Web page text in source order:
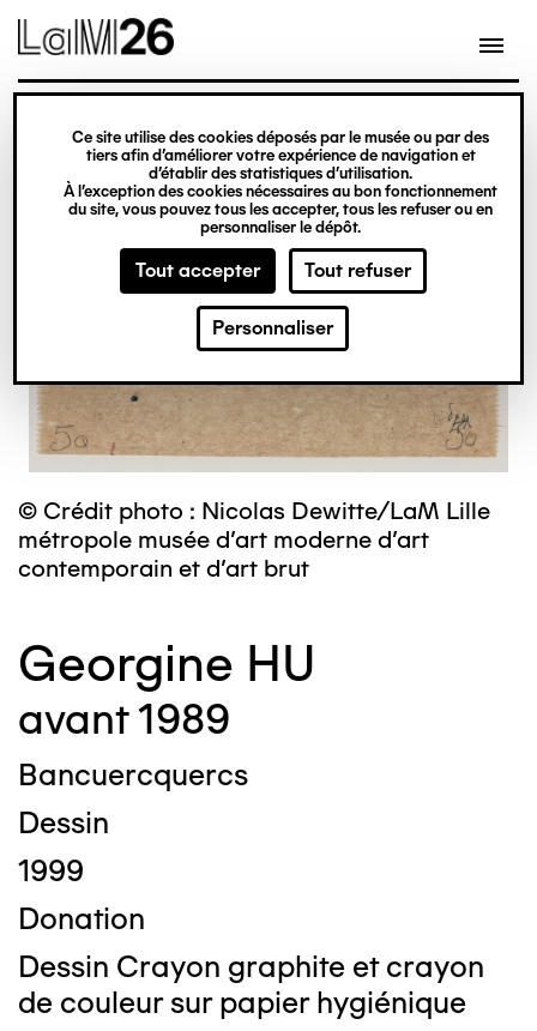
Gestion des cookies
Ce site utilise des cookies déposés par le musée ou par des
tiers afin d’améliorer votre expérience de navigation et
d’établir des statistiques d’utilisation.
À l’exception des cookies nécessaires au bon fonctionnement
du site, vous pouvez tous les accepter, tous les refuser ou en
personnaliser le dépôt.
Tout accepter Tout refuser
Personnaliser
contenu
© Crédit photo : Nicolas Dewitte/LaM Lille
métropole musée d’art moderne d’art
contemporain et d’art brut
Georgine HU
avant 1989
Bancuercquercs
Dessin
1999
Donation
Dessin Crayon graphite et crayon
de couleur sur papier hygiénique